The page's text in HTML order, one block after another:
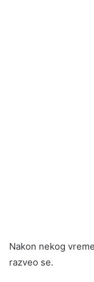
Nakon nekog
razveo se.